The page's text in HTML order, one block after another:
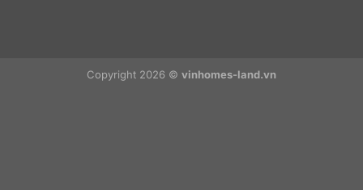
Copyright 2026 © vinhomes-land.vn